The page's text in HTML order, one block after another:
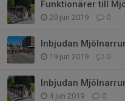
Funktionärer till
20 jun 2019 0
Inbjudan
19 jun 2019 0
Inbjudan
4 jun 2019 0